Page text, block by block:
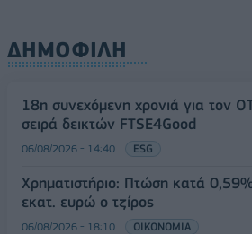
ΔΗΜΟΦΙΛΗ
18η συνεχόμενη χρονιά για τον
σειρά δεικτών FTSE4Good
06/08/2026 - 14:40 ESG
Χρηματιστήριο: Πτώση κατά
εκατ. ευρώ ο τζίρος
06/08/2026 - 18:10 ΟΙΚΟΝΟΜΙΑ